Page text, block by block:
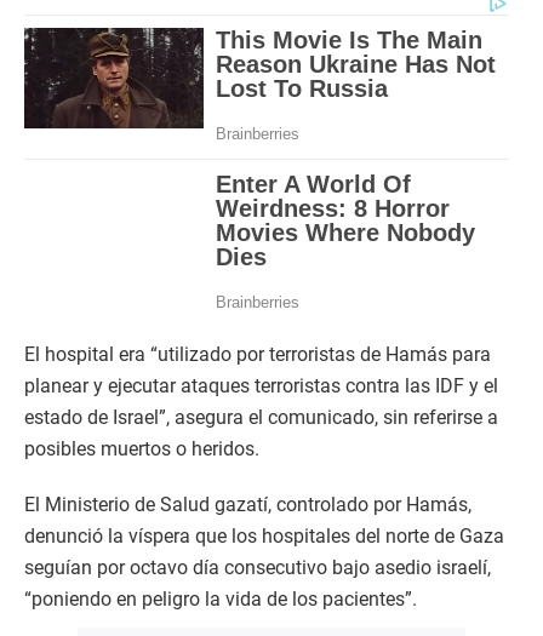
El hospital era “utilizado por terroristas de Hamás para
planear y ejecutar ataques terroristas contra las IDF y el
estado de Israel”, asegura el comunicado, sin referirse a
posibles muertos o heridos.
El Ministerio de Salud gazatí, controlado por Hamás,
denunció la víspera que los hospitales del norte de Gaza
seguían por octavo día consecutivo bajo asedio israelí,
“poniendo en peligro la vida de los pacientes”.